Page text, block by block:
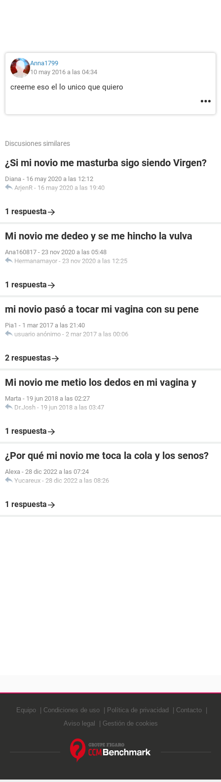
Anna1799
10 may 2016 a las 04:34
creeme eso el lo unico que quiero
Discusiones similares
¿Si mi novio me masturba sigo siendo Virgen?
Diana - 16 may 2020 a las 12:12
ArjenR - 16 may 2020 a las 19:40
1 respuesta
Mi novio me dedeo y se me hincho la vulva
Ana160817 - 23 nov 2020 a las 05:48
Hermanamayor - 23 nov 2020 a las 12:25
1 respuesta
mi novio pasó a tocar mi vagina con su pene
Pia1 - 1 mar 2017 a las 21:40
usuario anónimo - 2 mar 2017 a las 00:06
2 respuestas
Mi novio me metio los dedos en mi vagina y
Marta - 19 jun 2018 a las 02:27
Dr.Josh - 19 jun 2018 a las 03:47
1 respuesta
¿Por qué mi novio me toca la cola y los senos?
Alexa - 28 dic 2022 a las 07:24
Yucareux - 28 dic 2022 a las 08:26
1 respuesta
Equipo Condiciones de uso Política de privacidad
Contacto
Aviso legal
Gestión de cookies